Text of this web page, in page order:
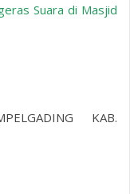
Suara di Masjid
KAB.